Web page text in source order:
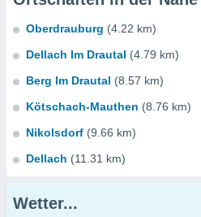
Oberdrauburg (4.22 km)
Dellach Im Drautal (4.79 km)
Berg Im Drautal (8.57 km)
Kötschach-Mauthen (8.76 km)
Nikolsdorf (9.66 km)
Dellach (11.31 km)
Wetter...